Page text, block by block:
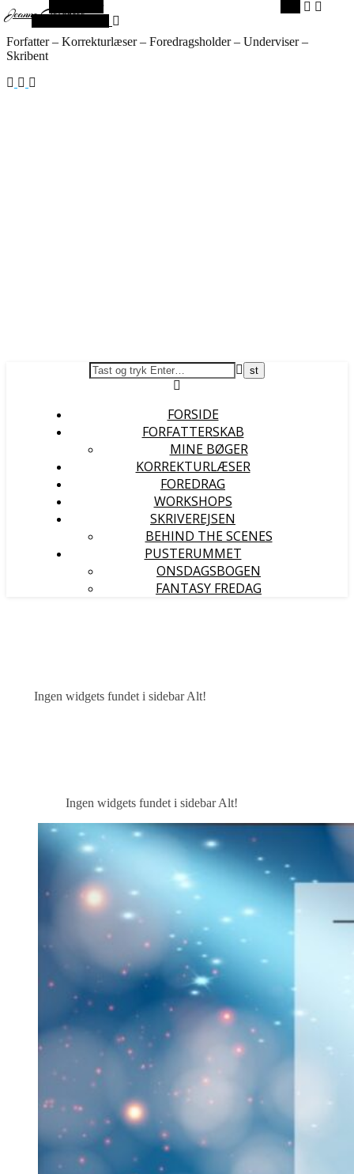
Jeanne Goldbech
Forfatter – Korrekturlæser – Foredragsholder – Underviser –
Skribent
Alt sidebar
FORSIDE
FORFATTERSKAB
MINE BØGER
KORREKTURLÆSER
FOREDRAG
WORKSHOPS
SKRIVEREJSEN
BEHIND THE SCENES
PUSTERUMMET
ONSDAGSBOGEN
FANTASY FREDAG
Ingen widgets fundet i sidebar Alt!
Ingen widgets fundet i sidebar Alt!